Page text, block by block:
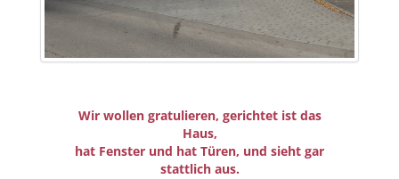
Wir wollen gratulieren, gerichtet ist das
Haus,
hat Fenster und hat Türen, und sieht gar
stattlich aus.